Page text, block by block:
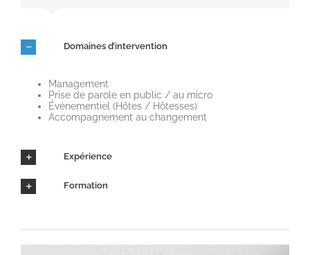
Domaines d’intervention
Management
Prise de parole en public / au micro
Événementiel (Hôtes / Hôtesses)
Accompagnement au changement
Expérience
Formation